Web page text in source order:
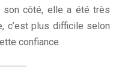
son côté, elle a été très
c’est plus difficile selon
confiance.